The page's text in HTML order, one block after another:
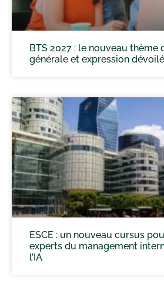
BTS 2027 : le nouveau thème
générale et expression dévoilé
ESCE : un nouveau cursus
experts du management
l’IA